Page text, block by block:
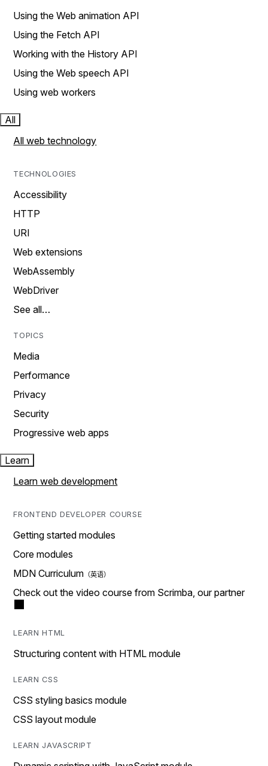
Using the Web animation API
Using the Fetch API
Working with the History API
Using the Web speech API
Using web workers
All
All web technology
TECHNOLOGIES
Accessibility
HTTP
URI
Web extensions
WebAssembly
WebDriver
See all…
TOPICS
Media
Performance
Privacy
Security
Progressive web apps
Learn
Learn web development
FRONTEND DEVELOPER COURSE
Getting started modules
Core modules
MDN Curriculum
Check out the video course from Scrimba, our partner
LEARN HTML
Structuring content with HTML module
LEARN CSS
CSS styling basics module
CSS layout module
LEARN JAVASCRIPT